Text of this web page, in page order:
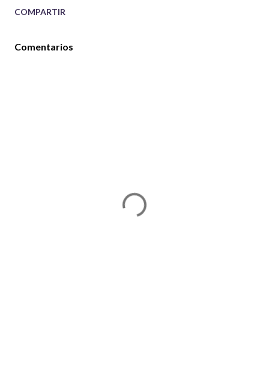
COMPARTIR
Comentarios